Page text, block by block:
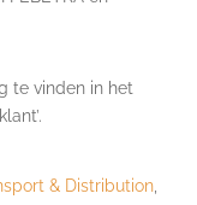
te vinden in het
& Distribution